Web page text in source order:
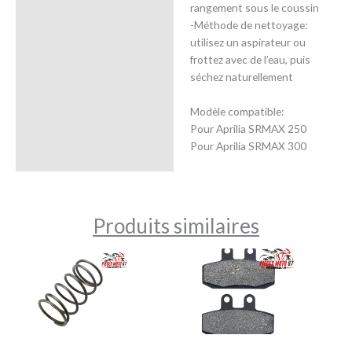
rangement sous le coussin
-Méthode de nettoyage:
utilisez un aspirateur ou
frottez avec de l’eau, puis
séchez naturellement
Modèle compatible:
Pour Aprilia SRMAX 250
Pour Aprilia SRMAX 300
Produits similaires